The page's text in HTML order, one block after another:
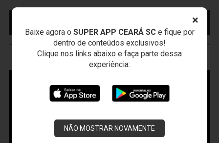
×
Baixe agora o SUPER APP CEARÁ SCe fique por
dentro de conteúdos exclusivos!
Clique nos links abaixo e faça parte dessa
experiência:
NÃO MOSTRAR NOVAMENTE
VOZÃO TV